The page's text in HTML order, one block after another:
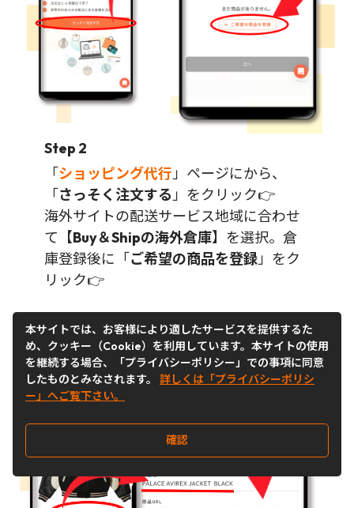
Step 2
「ショッピング代行」ページにから、
「さっそく注文する」をクリック👉
海外サイトの配送サービス地域に合わせ
て【Buy＆Shipの海外倉庫】を選択。倉
庫登録後に「ご希望の商品を登録」をク
リック👉
本サイトでは、お客様により適したサービスを提供するた
め、クッキー（Cookie）を利用しています。本サイトの使用
を継続する場合、「プライバシーポリシー」での事項に同意
したものとみなされます。 詳しくは「プライバシーポリシ
ー」へご覧下さい。
確認